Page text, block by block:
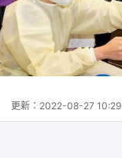
更新： 2022-08-27 10:29